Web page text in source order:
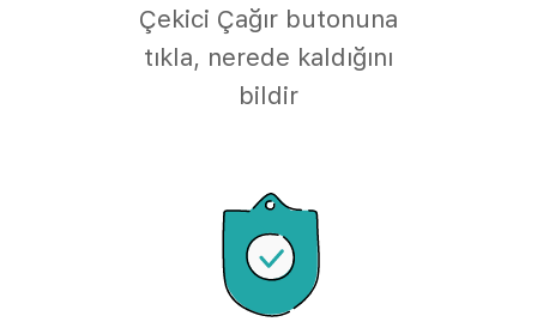
Çekici Çağır butonuna
tıkla, nerede kaldığını
bildir